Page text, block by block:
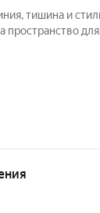
пространство для
в